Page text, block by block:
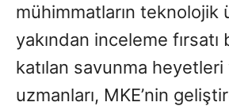
mühimmatların teknolojik
yakından inceleme fırsatı
katılan savunma
uzmanları, MKE’nin